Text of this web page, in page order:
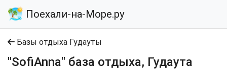
Поехали-на-Море.ру
Базы отдыха Гудауты
"SofiAnna" база отдыха, Гудаута